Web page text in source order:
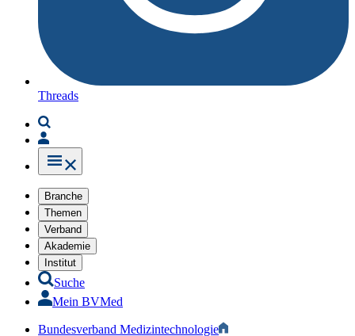
Threads
Branche
Themen
Verband
Akademie
Institut
Suche
Mein BVMed
Bundesverband Medizintechnologie